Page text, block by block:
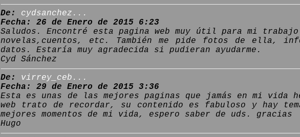
De:
cydsanchez...
Fecha: 26 de Enero de 2015 6:23
Saludos. Encontré esta pagina web muy útil para mi
novelas,cuentos, etc. También me pide fotos de ella,
datos. Estaría muy agradecida si pudieran ayudarme.
Cyd Sánchez
De:
virrey_ceb...
Fecha: 29 de Enero de 2015 3:36
Esta es unas de las mejores paginas que jamás en mi
web trato de recordar, su contenido es fabuloso y hay
mejores momentos de mi vida, espero saber de uds. gracias
Hugo